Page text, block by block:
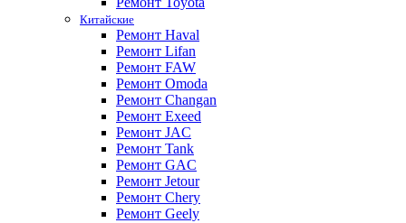
Китайские
Ремонт Haval
Ремонт Lifan
Ремонт FAW
Ремонт Omoda
Ремонт Changan
Ремонт Exeed
Ремонт JAC
Ремонт Tank
Ремонт GAC
Ремонт Jetour
Ремонт Chery
Ремонт Geely